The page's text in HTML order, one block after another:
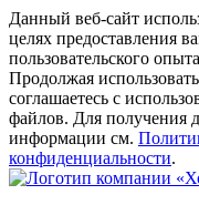
Данный веб-сайт
целях предоставления
пользовательского
Продолжая
соглашаетесь с
файлов. Для получения
информации см.
конфиденциальности.